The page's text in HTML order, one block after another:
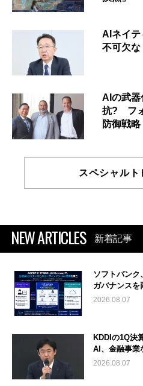
AIネイテ
不可欠
AIの武器
抗? フォ
防御戦略
スペシャルト
NEW ARTICLES 新着記事
ソフトバンク
ガバナンスを
2026.08.07
KDDIの1Q決
AI、金融事業
2026.08.07